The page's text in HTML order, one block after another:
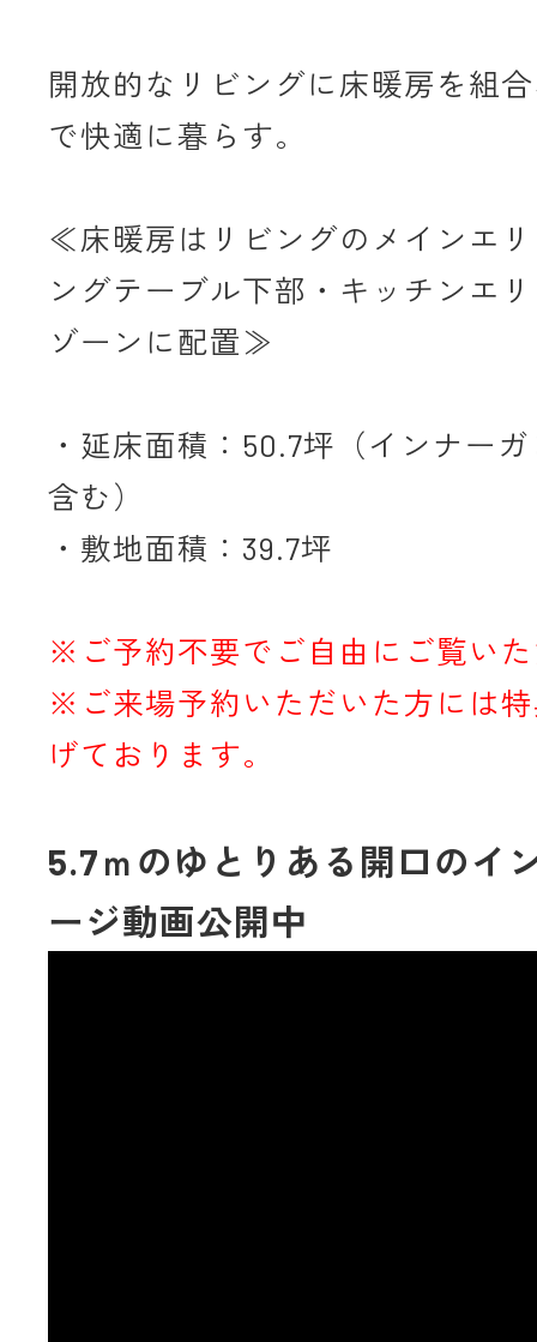
開放的なリビングに床暖房を組
で快適に暮らす。
≪床暖房はリビングのメインエ
ングテーブル下部・キッチンエ
ゾーンに配置≫
・延床面積：50.7坪（インナー
含む）
・敷地面積：39.7坪
※ご予約不要でご自由にご覧い
※ご来場予約いただいた方には
げております。
5.7ｍのゆとりある開口のイ
ージ動画公開中